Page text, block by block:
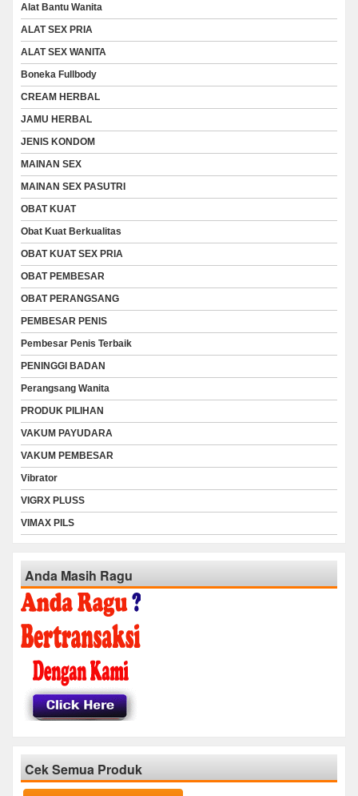
Alat Bantu Wanita
ALAT SEX PRIA
ALAT SEX WANITA
Boneka Fullbody
CREAM HERBAL
JAMU HERBAL
JENIS KONDOM
MAINAN SEX
MAINAN SEX PASUTRI
OBAT KUAT
Obat Kuat Berkualitas
OBAT KUAT SEX PRIA
OBAT PEMBESAR
OBAT PERANGSANG
PEMBESAR PENIS
Pembesar Penis Terbaik
PENINGGI BADAN
Perangsang Wanita
PRODUK PILIHAN
VAKUM PAYUDARA
VAKUM PEMBESAR
Vibrator
VIGRX PLUSS
VIMAX PILS
Anda Masih Ragu
Cek Semua Produk